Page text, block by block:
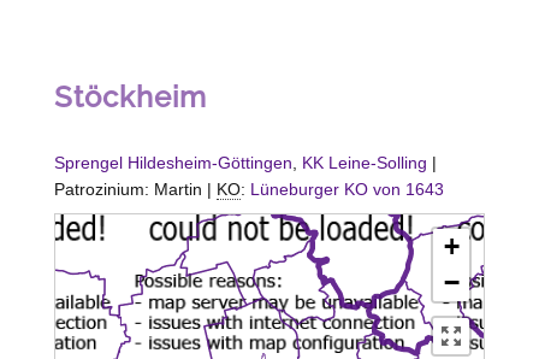
Stöckheim
Sprengel Hildesheim-Göttingen KK Leine-Solling |
Patrozinium: Martin | KO: Lüneburger KO von 1643
+
−